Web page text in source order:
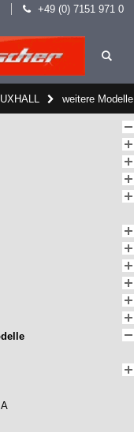
+49 (0) 7151 971 0
weitere Modelle